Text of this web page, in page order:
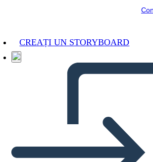
CREAȚI UN STORYBOARD